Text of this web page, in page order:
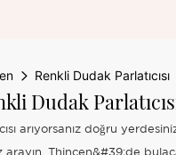
Renkli Dudak Parlatıcısı
Dudak
arıyorsanız doğru
arayın, Thincen&#39;de